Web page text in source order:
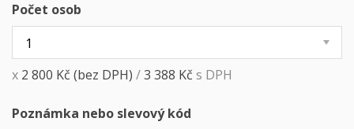
Počet osob
x 2 800 Kč (bez DPH) /3 388 Kč s DPH
Poznámka nebo slevový kód